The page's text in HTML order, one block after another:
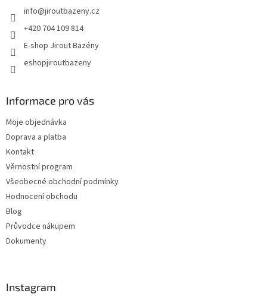
info@jiroutbazeny.cz
+420 704 109 814
E-shop Jirout Bazény
eshopjiroutbazeny
Informace pro vás
Moje objednávka
Doprava a platba
Kontakt
Věrnostní program
Všeobecné obchodní podmínky
Hodnocení obchodu
Blog
Průvodce nákupem
Dokumenty
Instagram